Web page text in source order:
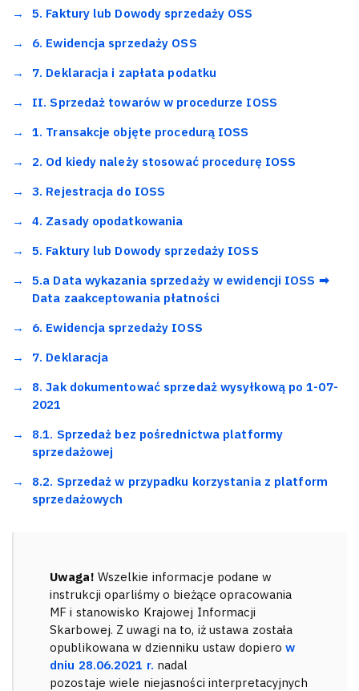
5. Faktury lub Dowody sprzedaży OSS
6. Ewidencja sprzedaży OSS
7. Deklaracja i zapłata podatku
II. Sprzedaż towarów w procedurze IOSS
1. Transakcje objęte procedurą IOSS
2. Od kiedy należy stosować procedurę IOSS
3. Rejestracja do IOSS
4. Zasady opodatkowania
5. Faktury lub Dowody sprzedaży IOSS
5.a Data wykazania sprzedaży w ewidencji IOSS ➡
Data zaakceptowania płatności
6. Ewidencja sprzedaży IOSS
7. Deklaracja
8. Jak dokumentować sprzedaż wysyłkową po 1-07-
2021
8.1. Sprzedaż bez pośrednictwa platformy
sprzedażowej
8.2. Sprzedaż w przypadku korzystania z platform
sprzedażowych
Uwaga! Wszelkie informacje podane w
instrukcji oparliśmy o bieżące opracowania
MF i stanowisko Krajowej Informacji
Skarbowej. Z uwagi na to, iż ustawa została
opublikowana w dzienniku ustaw dopiero w
dniu 28.06.2021 r. nadal
pozostaje wiele niejasności interpretacyjnych